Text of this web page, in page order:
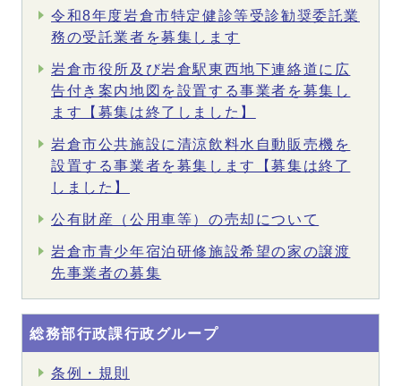
令和8年度岩倉市特定健診等受診勧奨委託業
務の受託業者を募集します
岩倉市役所及び岩倉駅東西地下連絡道に広
告付き案内地図を設置する事業者を募集し
ます【募集は終了しました】
岩倉市公共施設に清涼飲料水自動販売機を
設置する事業者を募集します【募集は終了
しました】
公有財産（公用車等）の売却について
岩倉市青少年宿泊研修施設希望の家の譲渡
先事業者の募集
総務部行政課行政グループ
条例・規則